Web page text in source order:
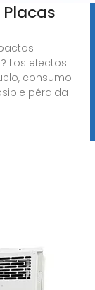
Los efectos
consumo
pérdida